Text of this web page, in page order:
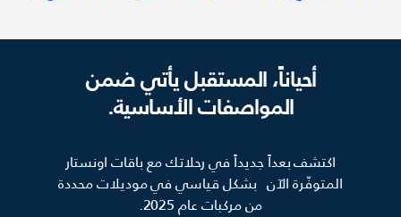
أحياناً، المستقبل يأتي ضمن
المواصفات الأساسية.
اكتشف بعداً جديداً في رحلاتك مع باقات اونستار
المتوفّرة الآن بشكل قياسي في موديلات محددة
من مركبات عام 2025.